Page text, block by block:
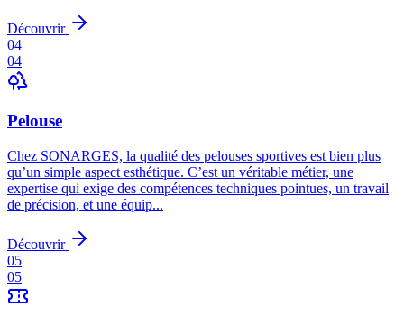
Découvrir
04
04
Pelouse
Chez SONARGES, la qualité des pelouses sportives est bien plus
qu’un simple aspect esthétique. C’est un véritable métier, une
expertise qui exige des compétences techniques pointues, un travail
de précision, et une équip...
Découvrir
05
05